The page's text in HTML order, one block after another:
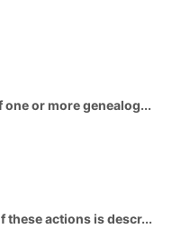
or more genealog...
these actions is descr...